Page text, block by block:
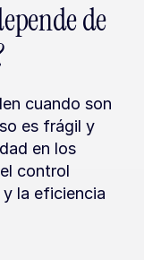
de
cuando son
es frágil y
en los
control
la eficiencia